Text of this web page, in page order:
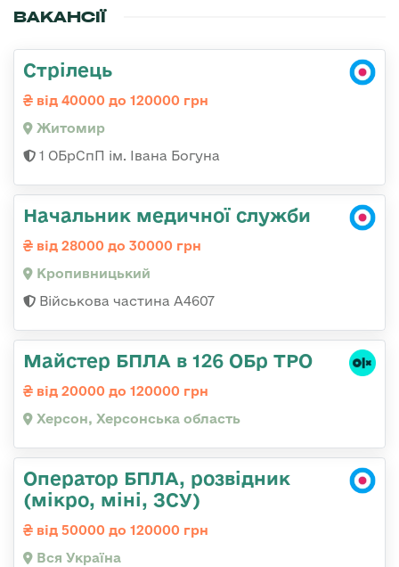
ВАКАНСІЇ
Стрілець
від 40000 до 120000 грн
Житомир
1 ОБрСпП ім. Івана Богуна
Начальник медичної служби
від 28000 до 30000 грн
Кропивницький
Військова частина А4607
Майстер БПЛА в 126 ОБр ТРО
від 20000 до 120000 грн
Херсон, Херсонська область
Оператор БПЛА, розвідник
(мікро, міні, ЗСУ)
від 50000 до 120000 грн
Вся Україна